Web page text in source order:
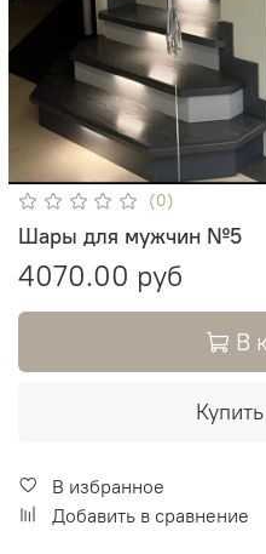
(0)
Шары для мужчин №5
4070.00 руб
В
В избранное
Добавить в сравнение